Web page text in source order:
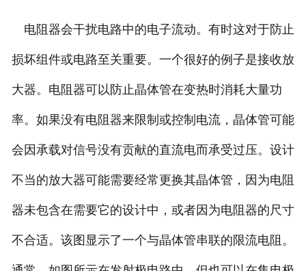
电阻器会干扰电路中的电子流动。有时这对于防止
损坏组件或电路至关重要。一个很好的例子是接收放
大器。电阻器可以防止晶体管在变热时消耗大量功
率。如果没有电阻器来限制或控制电流，晶体管可能
会因承载对信号没有贡献的直流电而承受过压。设计
不当的放大器可能需要经常更换其晶体管，因为电阻
器未包含在需要它的设计中，或者因为电阻器的尺寸
不合适。该图显示了一个与晶体管串联的限流电阻。